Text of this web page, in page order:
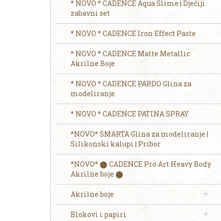
* NOVO * CADENCE Aqua Slime | Dječiji
zabavni set
* NOVO * CADENCE Iron Effect Paste
* NOVO * CADENCE Matte Metallic
Akrilne Boje
* NOVO * CADENCE PARDO Glina za
modeliranje
* NOVO * CADENCE PATINA SPRAY
*NOVO* SMARTA Glina za modeliranje |
Silikonski kalupi | Pribor
*NOVO* ⬤ CADENCE Pro Art Heavy Body
Akrilne boje ⬤
Akrilne boje
Blokovi i papiri